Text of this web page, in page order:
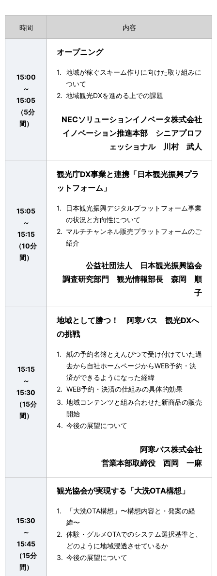
時間 内容
15:00
～
15:05
（5分
間）
オープニング
地域が稼ぐスキーム作りに向けた取り組みに
ついて
地域観光DXを進める上での課題
NECソリューションイノベータ株式会社
イノベーション推進本部 シニアプロフ
ェッショナル 川村 武人
15:05
～
15:15
（10分
間）
観光庁DX事業と連携「日本観光振興プラ
ットフォーム」
日本観光振興デジタルプラットフォーム事業
の状況と方向性について
マルチチャンネル販売プラットフォームのご
紹介
公益社団法人 日本観光振興協会
調査研究部門 観光情報部長 森岡 順
子
15:15
～
15:30
（15分
間）
地域として勝つ！ 阿寒バス 観光DXへ
の挑戦
紙の予約名簿とえんぴつで受け付けていた過
去から自社ホームページからWEB予約・決
済ができるようになった経緯
WEB予約・決済の仕組みの具体的効果
地域コンテンツと組み合わせた新商品の販売
開始
今後の展望について
阿寒バス株式会社
営業本部取締役 西岡 一麻
15:30
～
15:45
（15分
間）
観光協会が実現する「大洗OTA構想」
「大洗OTA構想」〜構想内容と・発案の経
緯〜
体験・グルメOTAでのシステム選択基準と、
どのように地域浸透させているか
今後の展望について